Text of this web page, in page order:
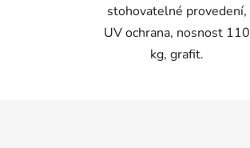
stohovatelné provedení,
UV ochrana, nosnost 110
kg, grafit.